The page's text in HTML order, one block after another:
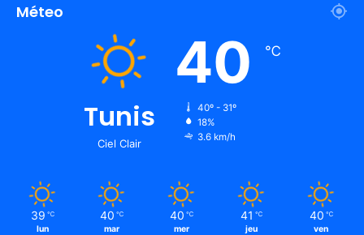
Méteo
Tunis
Ciel Clair
40 ℃
40º - 31º
18%
3.6 km/h
39 ℃
lun
40 ℃
mar
40 ℃
mer
41 ℃
jeu
40 ℃
ven